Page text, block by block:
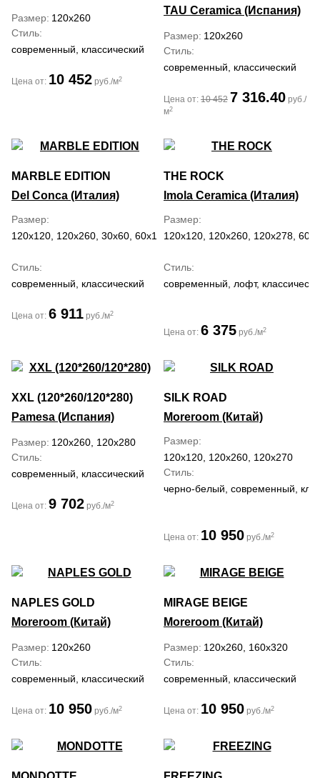
Размер 120x260
Стиль
современный, классический
Цена от: 10 452 руб./м2
TAU Ceramica (Испания)
Размер 120x260
Стиль
современный, классический
Цена от: 10 452 7 316.40 руб./
м2
MARBLE EDITION
Del Conca (Италия)
Размер
120x120, 120x260, 30x60, 60x120, 60x60
Стиль
современный, классический
Цена от: 6 911 руб./м2
THE ROCK
Imola Ceramica (Италия)
Размер
120x120, 120x260, 120x278,
Стиль
современный, лофт,
Цена от: 6 375 руб./м2
XXL (120*260/120*280)
Pamesa (Испания)
Размер 120x260, 120x280
Стиль
современный, классический
Цена от: 9 702 руб./м2
SILK ROAD
Moreroom (Китай)
Размер
120x120, 120x260, 120x270
Стиль
черно-белый, современный,
Цена от: 10 950 руб./м2
NAPLES GOLD
Moreroom (Китай)
Размер 120x260
Стиль
современный, классический
Цена от: 10 950 руб./м2
MIRAGE BEIGE
Moreroom (Китай)
Размер 120x260, 160x320
Стиль
современный, классический
Цена от: 10 950 руб./м2